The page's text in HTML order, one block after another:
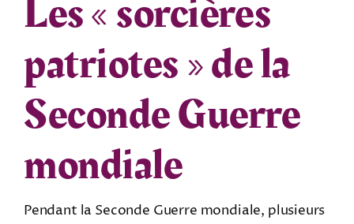
Les « sorcières
patriotes » de la
Seconde Guerre
mondiale
Pendant la Seconde Guerre mondiale, plusieurs